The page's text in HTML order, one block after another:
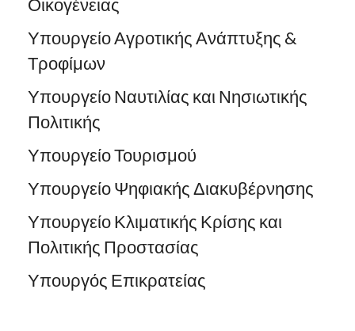
Οικογένειας
Υπουργείο Αγροτικής Ανάπτυξης &
Τροφίμων
Υπουργείο Ναυτιλίας και Νησιωτικής
Πολιτικής
Υπουργείο Τουρισμού
Υπουργείο Ψηφιακής Διακυβέρνησης
Υπουργείο Κλιματικής Κρίσης και
Πολιτικής Προστασίας
Υπουργός Επικρατείας